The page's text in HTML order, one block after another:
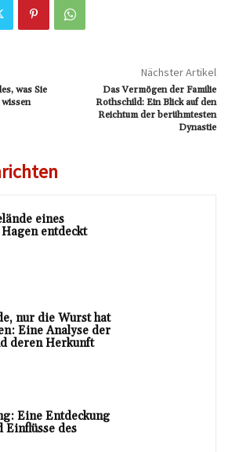
was Sie
Nächster Artikel
Das Vermögen der Familie
Rothschild: Ein Blick auf den
Reichtum der berühmtesten
Dynastie
eines
entdeckt
nur die Wurst hat
Eine Analyse der
deren Herkunft
Eine Entdeckung
Einflüsse des